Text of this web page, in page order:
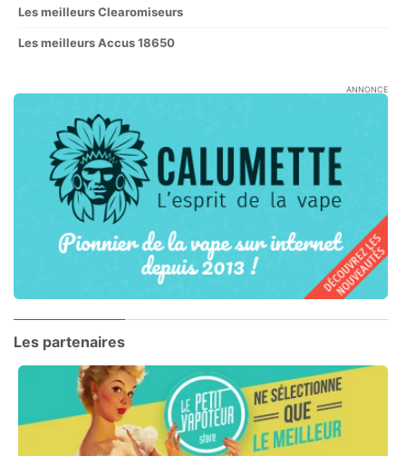
Les meilleurs Clearomiseurs
Les meilleurs Accus 18650
ANNONCE
Les partenaires